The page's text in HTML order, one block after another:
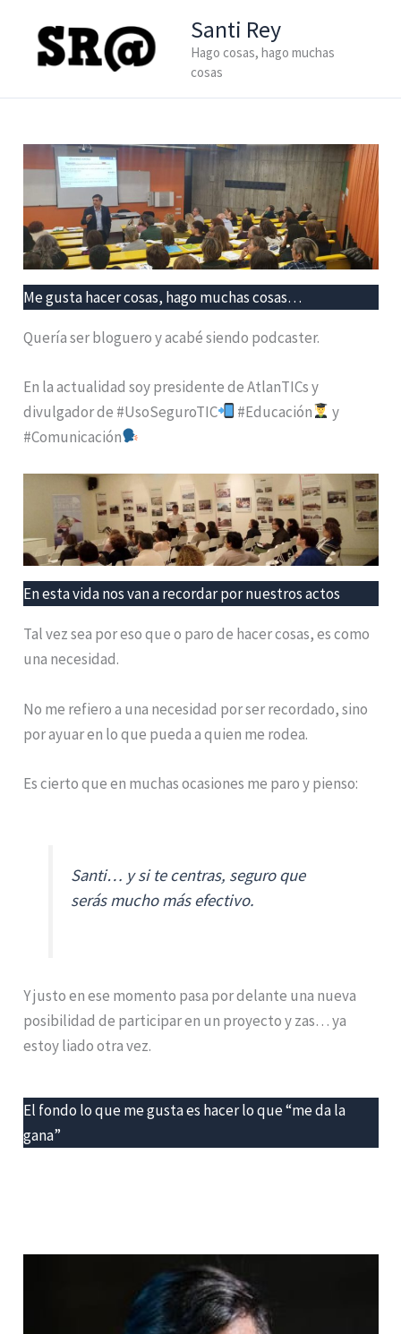
contenido
Santi Rey
Hago cosas, hago muchas
cosas
Me gusta hacer cosas, hago muchas cosas…
Quería ser bloguero y acabé siendo podcaster.
En la actualidad soy presidente de AtlanTICs y
divulgador de #UsoSeguroTIC
#Educación
y
#Comunicación
En esta vida nos van a recordar por nuestros actos
Tal vez sea por eso que o paro de hacer cosas, es como
una necesidad.
No me refiero a una necesidad por ser recordado, sino
por ayuar en lo que pueda a quien me rodea.
Es cierto que en muchas ocasiones me paro y pienso:
Santi… y si te centras, seguro que
serás mucho más efectivo.
Y justo en ese momento pasa por delante una nueva
posibilidad de participar en un proyecto y zas… ya
estoy liado otra vez.
El fondo lo que me gusta es hacer lo que “me da la
gana”